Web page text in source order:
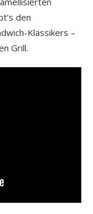
den
Klassikers –
Grill.